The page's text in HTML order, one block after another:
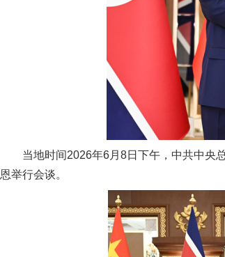
当地时间2026年6月8日下午，中共中央总
恩举行会谈。